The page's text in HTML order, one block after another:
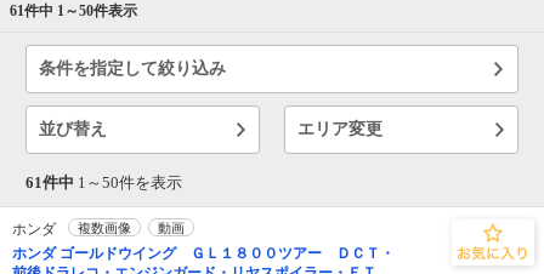
61件中 1～50件表示
条件を指定して絞り込み
並び替え エリア変更
61件中 1～ 50件を表示
ホンダ 複数画像 動画
ホンダ ゴールドウイング ＧＬ１８００ツアー ＤＣＴ・